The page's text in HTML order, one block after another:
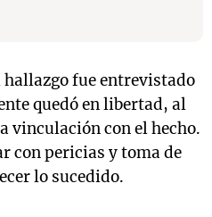
hallazgo fue entrevistado
quedó en libertad, al
vinculación con el hecho.
con pericias y toma de
lo sucedido.